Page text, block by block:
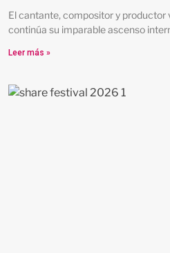
El cantante, compositor y productor
continúa su imparable ascenso
Leer más »